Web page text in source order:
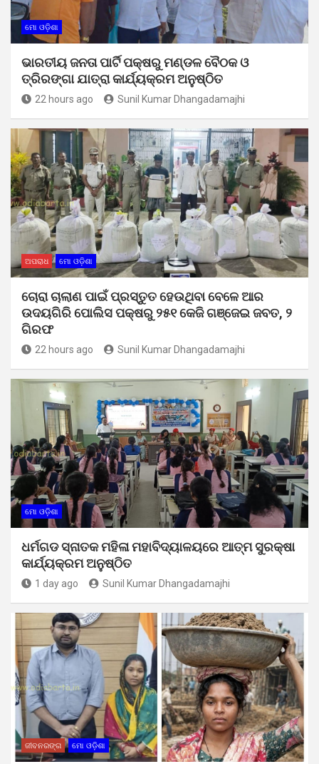
ମୋ ଓଡ଼ିଶା
ଭାରତୀୟ ଜନତା ପାର୍ଟି ପକ୍ଷରୁ ମଣ୍ଡଳ ବୈଠକ ଓ
ତ୍ରିରଙ୍ଗା ଯାତ୍ରା କାର୍ଯ୍ୟକ୍ରମ ଅନୁଷ୍ଠିତ
22 hours ago Sunil Kumar Dhangadamajhi
ଅପରାଧ ମୋ ଓଡ଼ିଶା
ଚୋରା ଚାଲାଣ ପାଇଁ ପ୍ରସ୍ତୁତ ହେଉଥିବା ବେଳେ ଆର
ଉଦୟଗିରି ପୋଲିସ ପକ୍ଷରୁ ୨୫୧ କେଜି ଗଞ୍ଜେଇ ଜବତ, ୨
ଗିରଫ
22 hours ago Sunil Kumar Dhangadamajhi
ମୋ ଓଡ଼ିଶା
ଧର୍ମଗଡ ସ୍ନାତକ ମହିଳା ମହାବିଦ୍ୟାଳୟରେ ଆତ୍ମ ସୁରକ୍ଷା
କାର୍ଯ୍ୟକ୍ରମ ଅନୁଷ୍ଠିତ
1 day ago Sunil Kumar Dhangadamajhi
ଜୀବନରଙ୍ଗ ମୋ ଓଡ଼ିଶା